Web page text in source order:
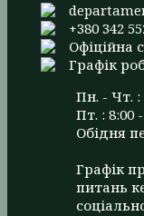
+380 342
Офіційна
Графік
Пн. - Чт. :
Пт. : 8:00
Обідня
Графік
питань